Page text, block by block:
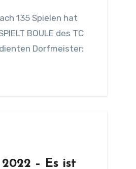
BOULE des TC
Dorfmeister:
– Es ist